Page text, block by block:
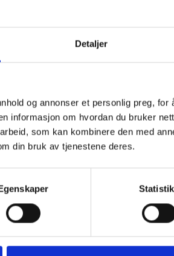
Detaljer
og annonser et personlig preg,
informasjon om hvordan du bruker
som kan kombinere den med
din bruk av tjenestene deres.